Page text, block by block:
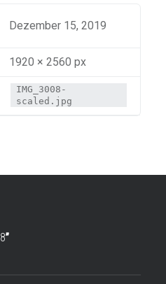
Dezember 15, 2019
1920 × 2560 px
IMG_3008-
scaled.jpg
”